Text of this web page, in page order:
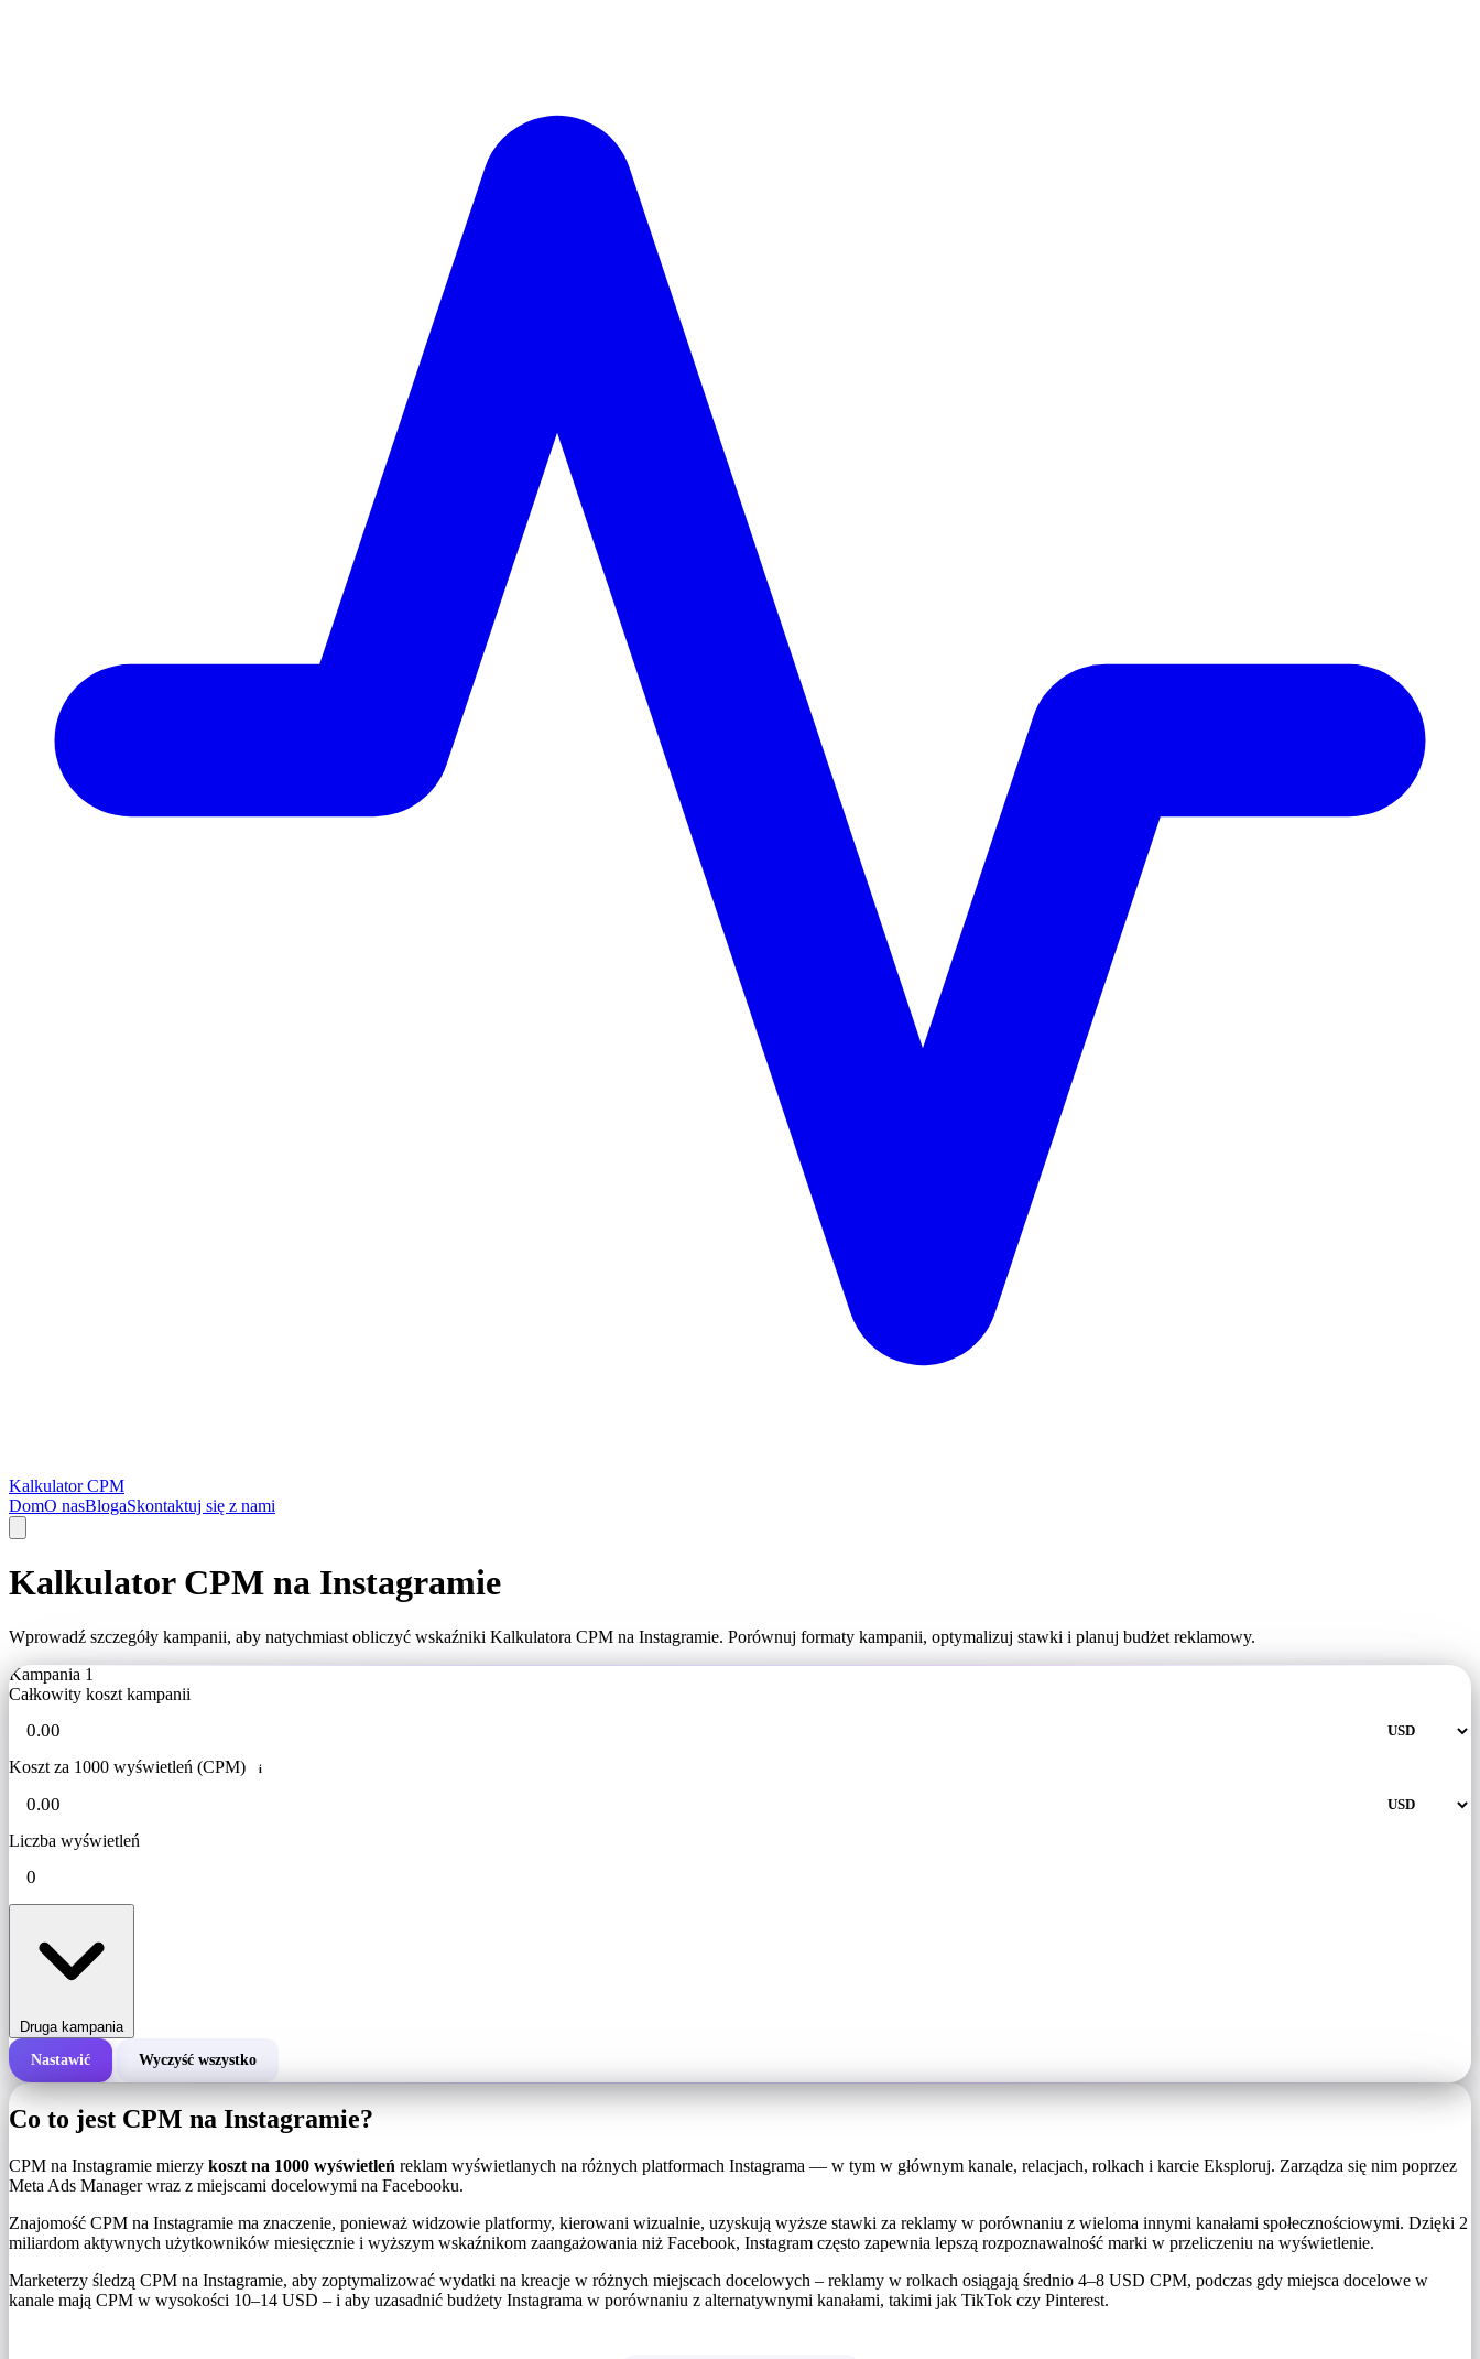
Kalkulator CPM
DomO nasBlogaSkontaktuj się z nami
Kalkulator CPM na Instagramie
Wprowadź szczegóły kampanii, aby natychmiast obliczyć wskaźniki Kalkulatora CPM na Instagramie. Porównuj formaty kampanii, optymalizuj stawki i planuj budżet reklamowy.
Kampania 1
Całkowity koszt kampanii
Koszt za 1000 wyświetleń (CPM) i
Liczba wyświetleń
Druga kampania
Całkowity koszt kampanii
Liczba wyświetleń
Nastawić Wyczyść wszystko
Co to jest CPM na Instagramie?
CPM na Instagramie mierzy koszt na 1000 wyświetleń reklam wyświetlanych na różnych platformach Instagrama — w tym w głównym kanale, relacjach, rolkach i karcie Eksploruj. Zarządza się nim poprzez
Meta Ads Manager wraz z miejscami docelowymi na Facebooku.
Znajomość CPM na Instagramie ma znaczenie, ponieważ widzowie platformy, kierowani wizualnie, uzyskują wyższe stawki za reklamy w porównaniu z wieloma innymi kanałami społecznościowymi. Dzięki 2
miliardom aktywnych użytkowników miesięcznie i wyższym wskaźnikom zaangażowania niż Facebook, Instagram często zapewnia lepszą rozpoznawalność marki w przeliczeniu na wyświetlenie.
Marketerzy śledzą CPM na Instagramie, aby zoptymalizować wydatki na kreacje w różnych miejscach docelowych – reklamy w rolkach osiągają średnio 4–8 USD CPM, podczas gdy miejsca docelowe w
kanale mają CPM w wysokości 10–14 USD – i aby uzasadnić budżety Instagrama w porównaniu z alternatywnymi kanałami, takimi jak TikTok czy Pinterest.